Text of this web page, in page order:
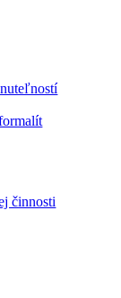
činnosti